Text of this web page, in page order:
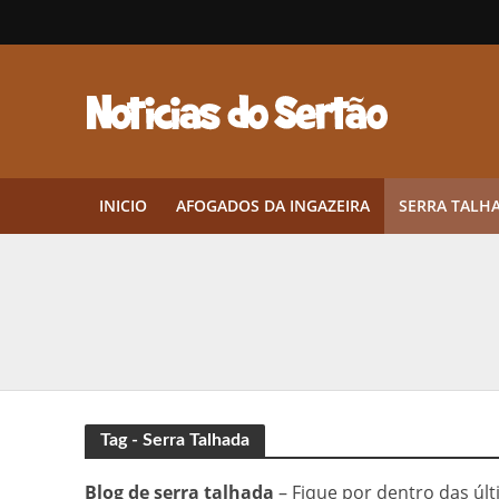
INICIO AFOGADOS DA INGAZEIRA SERRA
Twin lança torneio semanal
Tag - Serra Talhada
Blog de serra talhada – Fique por dentro das